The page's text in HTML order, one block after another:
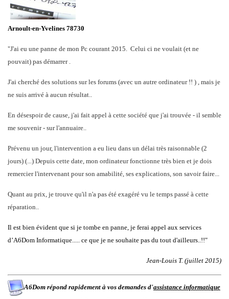
Arnoult-en-Yvelines 78730
"J'ai eu une panne de mon Pc courant 2015. Celui ci ne voulait (et ne
pouvait) pas démarrer .
J'ai cherché des solutions sur les forums (avec un autre ordinateur !! ) , mais je
ne suis arrivé à aucun résultat..
En désespoir de cause, j'ai fait appel à cette société que j'ai trouvée - il semble
me souvenir - sur l'annuaire..
Prévenu un jour, l'intervention a eu lieu dans un délai très raisonnable (2
jours) (...) Depuis cette date, mon ordinateur fonctionne très bien et je dois
remercier l'intervenant pour son amabilité, ses explications, son savoir faire...
Quant au prix, je trouve qu'il n'a pas été exagéré vu le temps passé à cette
réparation..
Il est bien évident que si je tombe en panne, je ferai appel aux services
d’A6Dom Informatique..... ce que je ne souhaite pas du tout d'ailleurs..!!"
Jean-Louis T. (juillet 2015)
A6Dom répond rapidement à vos demandes d'assistance informatique